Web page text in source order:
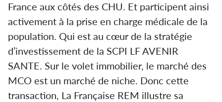
France aux côtés des CHU. Et participent ainsi
activement à la prise en charge médicale de la
population. Qui est au cœur de la stratégie
d’investissement de la SCPI LF AVENIR
SANTE. Sur le volet immobilier, le marché des
MCO est un marché de niche. Donc cette
transaction, La Française REM illustre sa